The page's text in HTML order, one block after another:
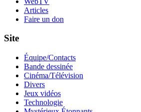
Articles
Faire un don
Site
Équipe/Contacts
Bande dessinée
Cinéma/Télévision
Divers
Jeux vidéos
Technologie